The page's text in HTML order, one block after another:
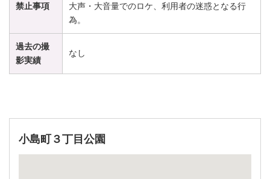
禁止事項
大声・大音量でのロケ、利用者の迷惑となる行
為。
過去の撮
影実績
なし
小島町３丁目公園